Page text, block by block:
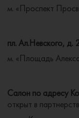
м. «Проспект
пл. Ал.Невского, д.
м. «Площадь
Салон по адресу
открыт в